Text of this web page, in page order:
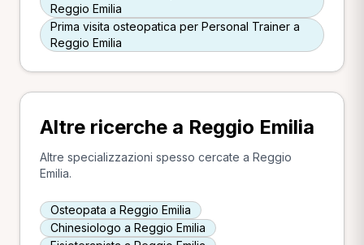
Reggio Emilia
Prima visita osteopatica per Personal Trainer a
Reggio Emilia
Altre ricerche a Reggio Emilia
Altre specializzazioni spesso cercate a Reggio
Emilia.
Osteopata a Reggio Emilia
Chinesiologo a Reggio Emilia